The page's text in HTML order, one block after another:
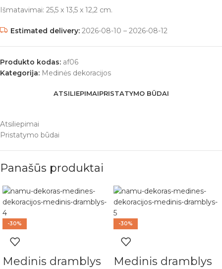
Išmatavimai: 25,5 x 13,5 x 12,2 cm.
Estimated delivery: 2026-08-10 – 2026-08-12
Produkto kodas: af06
Kategorija: Medinės dekoracijos
ATSILIEPIMAIPRISTATYMO BŪDAI
Atsiliepimai
Pristatymo būdai
Panašūs produktai
-30%
Medinis dramblys
-30%
Medinis dramblys